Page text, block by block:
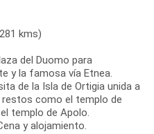
kms)
del Duomo para
y la famosa vía Etnea.
de la Isla de Ortigia unida a
como el templo de
templo de Apolo.